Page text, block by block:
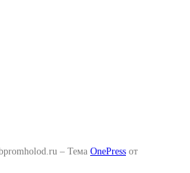
– Тема OnePress от